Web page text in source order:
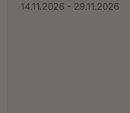
14.11.2026 - 29.11.2026